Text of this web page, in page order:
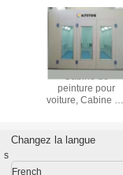
de
de
Cabine de
peinture pour
voiture, Cabine de
peinture
automobile,
Armoire de
Changez la langue
s
French